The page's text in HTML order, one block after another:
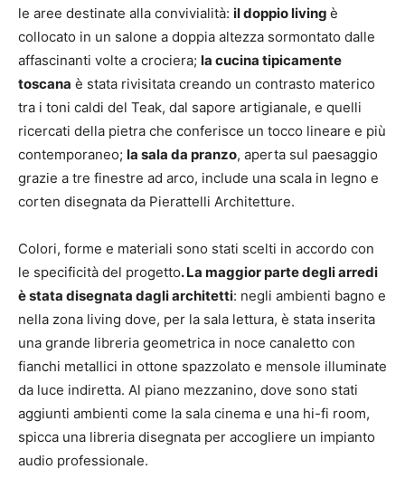
le aree destinate alla convivialità: il doppio living è
collocato in un salone a doppia altezza sormontato dalle
affascinanti volte a crociera; la cucina tipicamente
toscana è stata rivisitata creando un contrasto materico
tra i toni caldi del Teak, dal sapore artigianale, e quelli
ricercati della pietra che conferisce un tocco lineare e più
contemporaneo; la sala da pranzo, aperta sul paesaggio
grazie a tre finestre ad arco, include una scala in legno e
corten disegnata da Pierattelli Architetture.
Colori, forme e materiali sono stati scelti in accordo con
le specificità del progetto. La maggior parte degli arredi
è stata disegnata dagli architetti: negli ambienti bagno e
nella zona living dove, per la sala lettura, è stata inserita
una grande libreria geometrica in noce canaletto con
fianchi metallici in ottone spazzolato e mensole illuminate
da luce indiretta. Al piano mezzanino, dove sono stati
aggiunti ambienti come la sala cinema e una hi-fi room,
spicca una libreria disegnata per accogliere un impianto
audio professionale.